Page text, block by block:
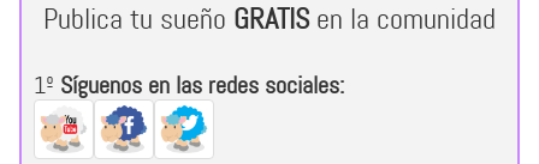
Publica tu sueño GRATISen la comunidad
1º Síguenos en las redes sociales: